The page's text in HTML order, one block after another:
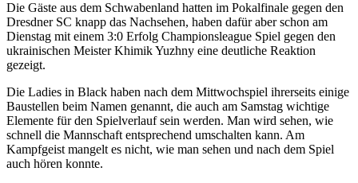
Die Gäste aus dem Schwabenland hatten im Pokalfinale gegen den
Dresdner SC knapp das Nachsehen, haben dafür aber schon am
Dienstag mit einem 3:0 Erfolg Championsleague Spiel gegen den
ukrainischen Meister Khimik Yuzhny eine deutliche Reaktion
gezeigt.
Die Ladies in Black haben nach dem Mittwochspiel ihrerseits einige
Baustellen beim Namen genannt, die auch am Samstag wichtige
Elemente für den Spielverlauf sein werden. Man wird sehen, wie
schnell die Mannschaft entsprechend umschalten kann. Am
Kampfgeist mangelt es nicht, wie man sehen und nach dem Spiel
auch hören konnte.